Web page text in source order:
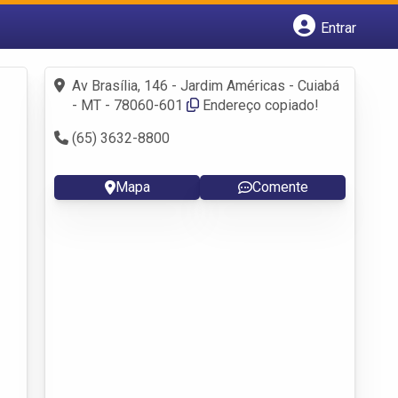
Entrar
Fazer login
Criar conta
Av Brasília, 146 - Jardim Américas - Cuiabá
- MT - 78060-601
Endereço copiado!
(65) 3632-8800
Mapa Comente